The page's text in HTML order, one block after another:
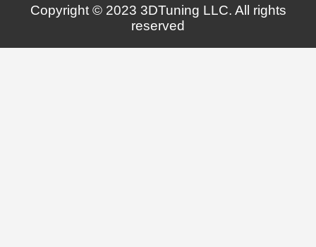
Copyright © 2023 3DTuning LLC. All rights
reserved